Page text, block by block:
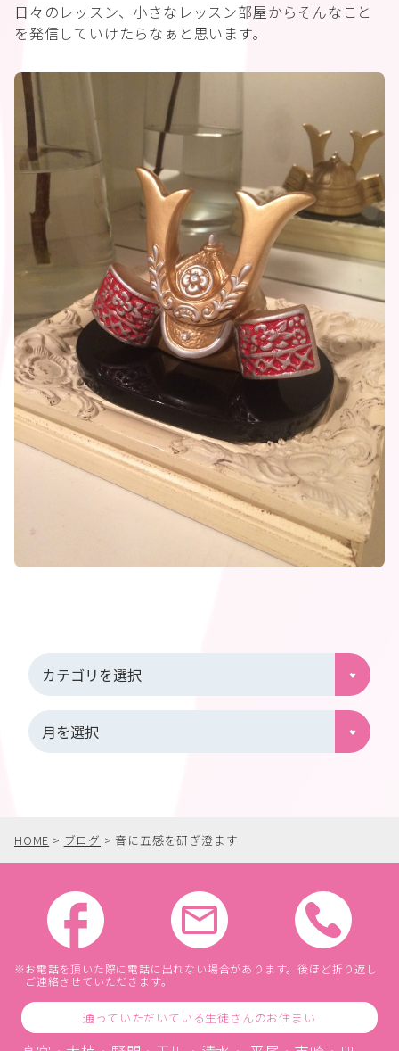
日々のレッスン、小さなレッスン部屋からそんなこと
を発信していけたらなぁと思います。
HOME > ブログ >音に五感を研ぎ澄ます
お電話を頂いた際に電話に出れない場合があります。後ほど折り返し
ご連絡させていただきます。
通っていただいている生徒さんのお住まい